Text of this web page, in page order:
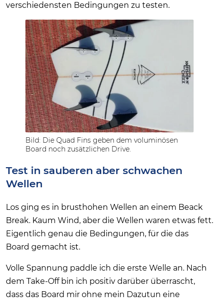
verschiedensten Bedingungen zu testen.
Bild: Die Quad Fins geben dem voluminösen
Board noch zusätzlichen Drive.
Test in sauberen aber schwachen
Wellen
Los ging es in brusthohen Wellen an einem Beack
Break. Kaum Wind, aber die Wellen waren etwas fett.
Eigentlich genau die Bedingungen, für die das
Board gemacht ist.
Volle Spannung paddle ich die erste Welle an. Nach
dem Take-Off bin ich positiv darüber überrascht,
dass das Board mir ohne mein Dazutun eine